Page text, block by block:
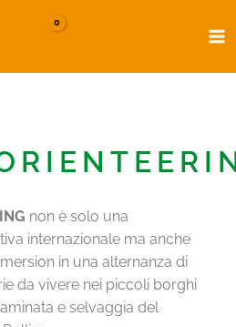
non è solo una
internazionale ma anche
in una alternanza di
da vivere nei piccoli borghi
e selvaggia del